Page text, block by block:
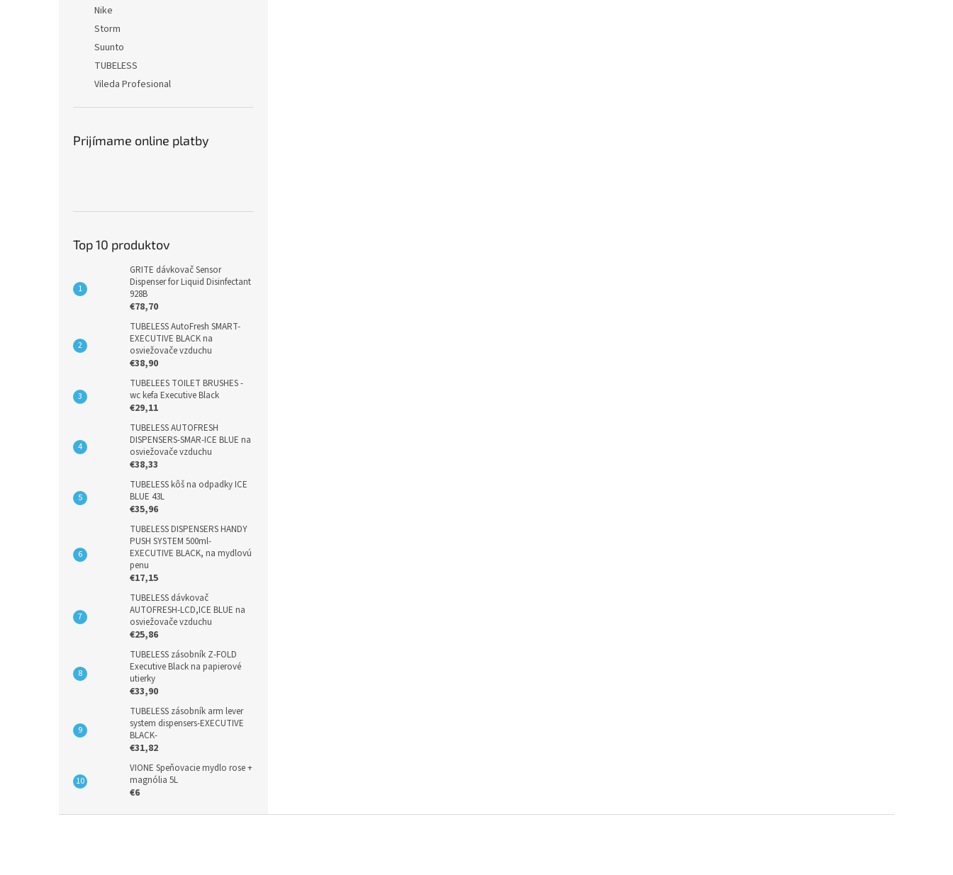
Nike
Storm
Suunto
TUBELESS
Vileda Profesional
Prijímame online platby
Top 10 produktov
GRITE dávkovač Sensor
Dispenser for Liquid Disinfectant
928B
€78,70
TUBELESS AutoFresh SMART-
EXECUTIVE BLACK na
osviežovače vzduchu
€38,90
TUBELEES TOILET BRUSHES -
wc kefa Executive Black
€29,11
TUBELESS AUTOFRESH
DISPENSERS-SMAR-ICE BLUE na
osviežovače vzduchu
€38,33
TUBELESS kôš na odpadky ICE
BLUE 43L
€35,96
TUBELESS DISPENSERS HANDY
PUSH SYSTEM 500ml-
EXECUTIVE BLACK, na mydlovú
penu
€17,15
TUBELESS dávkovač
AUTOFRESH-LCD,ICE BLUE na
osviežovače vzduchu
€25,86
TUBELESS zásobník Z-FOLD
Executive Black na papierové
utierky
€33,90
TUBELESS zásobník arm lever
system dispensers-EXECUTIVE
BLACK-
€31,82
VIONE Speňovacie mydlo rose +
magnólia 5L
€6